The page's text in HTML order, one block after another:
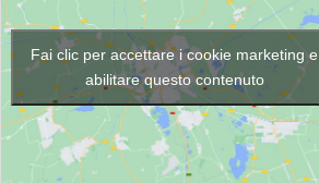
Fai clic per accettare i cookie marketing e
abilitare questo contenuto